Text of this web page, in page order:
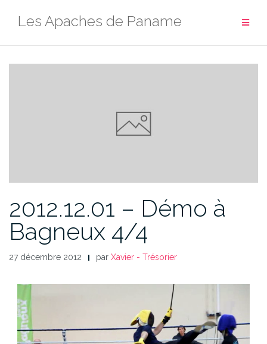
Les Apaches de Paname
2012.12.01 – Démo à
Bagneux 4/4
27 décembre 2012 par Xavier - Trésorier